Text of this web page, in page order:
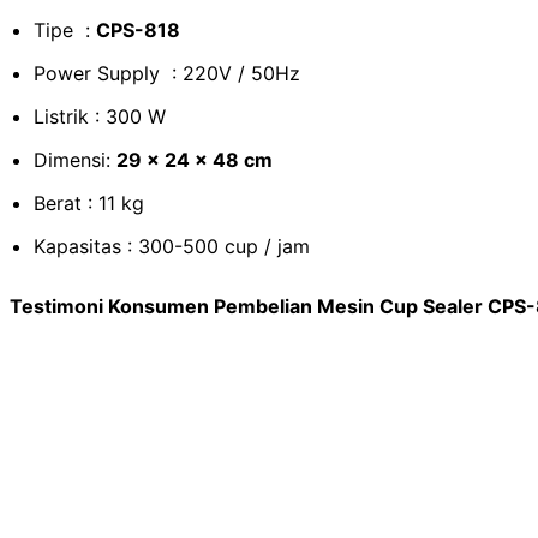
Tipe : CPS-818
Power Supply : 220V / 50Hz
Listrik : 300 W
Dimensi: 29 x 24 x 48 cm
Berat : 11 kg
Kapasitas : 300-500 cup / jam
Testimoni Konsumen Pembelian Mesin Cup Sealer